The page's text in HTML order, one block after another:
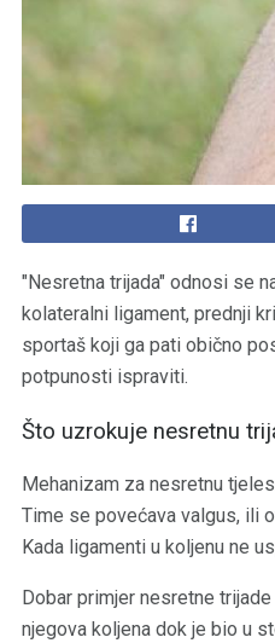
"Nesretna trijada" odnosi se
kolateralni ligament, prednji
sportaš koji ga pati obično
potpunosti ispraviti.
Što uzrokuje nesretnu
Mehanizam za nesretnu
Time se povećava valgus, ili
Kada ligamenti u koljenu ne
Dobar primjer nesretne
njegova koljena dok je bio u